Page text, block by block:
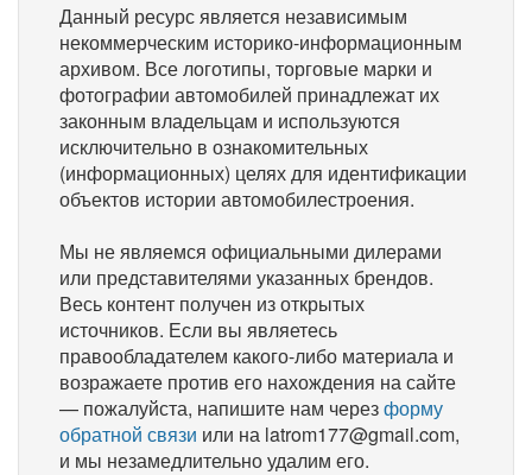
Данный ресурс является независимым
некоммерческим историко-информационным
архивом. Все логотипы, торговые марки и
фотографии автомобилей принадлежат их
законным владельцам и используются
исключительно в ознакомительных
(информационных) целях для идентификации
объектов истории автомобилестроения.
Мы не являемся официальными дилерами
или представителями указанных брендов.
Весь контент получен из открытых
источников. Если вы являетесь
правообладателем какого-либо материала и
возражаете против его нахождения на сайте
— пожалуйста, напишите нам черезформу
обратной связи или на latrom177@gmail.com,
и мы незамедлительно удалим его.